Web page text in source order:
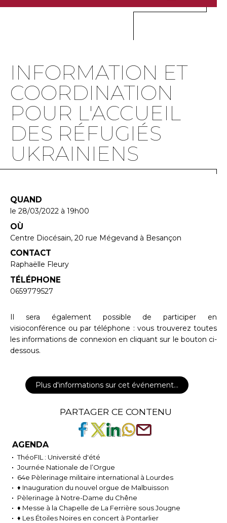
INFORMATION ET
COORDINATION
POUR L'ACCUEIL
DES RÉFUGIÉS
UKRAINIENS
QUAND
le 28/03/2022 à 19h00
OÙ
Centre Diocésain, 20 rue Mégevand à Besançon
CONTACT
Raphaëlle Fleury
TÉLÉPHONE
0659779527
Il sera également possible de participer en
visioconférence ou par téléphone : vous trouverez toutes
les informations de connexion en cliquant sur le bouton ci-
dessous.
Plus d'informations sur cet événement…
PARTAGER CE CONTENU
AGENDA
ThéoFIL : Université d'été
Journée Nationale de l’Orgue
64e Pèlerinage militaire international à Lourdes
♦ Inauguration du nouvel orgue de Malbuisson
Pèlerinage à Notre-Dame du Chêne
♦ Messe à la Chapelle de La Ferrière sous Jougne
♦ Les Étoiles Noires en concert à Pontarlier